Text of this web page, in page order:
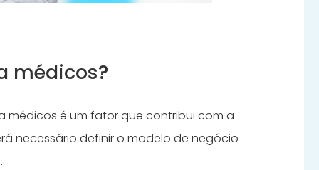
médicos?
médicos é um fator que contribui com a
necessário definir o modelo de negócio